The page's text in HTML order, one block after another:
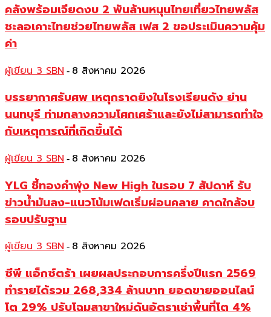
คลังพร้อมเจียดงบ 2 พันล้านหนุนไทยเที่ยวไทยพลัส
ชะลอเคาะไทยช่วยไทยพลัส เฟส 2 ขอประเมินความคุ้ม
ค่า
ผู้เขียน 3 SBN - 8 สิงหาคม 2026
บรรยากาศรับศพ เหตุกราดยิงในโรงเรียนดัง ย่าน
นนทบุรี ท่ามกลางความโศกเศร้าและยังไม่สามารถทำใจ
กับเหตุการณ์ที่เกิดขึ้นได้
ผู้เขียน 3 SBN - 8 สิงหาคม 2026
YLG ชี้ทองคำพุ่ง New High ในรอบ 7 สัปดาห์ รับ
ข่าวน้ำมันลง-แนวโน้มเฟดเริ่มผ่อนคลาย คาดใกล้จบ
รอบปรับฐาน
ผู้เขียน 3 SBN - 8 สิงหาคม 2026
ซีพี แอ็กซ์ตร้า เผยผลประกอบการครึ่งปีแรก 2569
ทำรายได้รวม 268,334 ล้านบาท ยอดขายออนไลน์
โต 29% ปรับโฉมสาขาใหม่ดันอัตราเช่าพื้นที่โต 4%